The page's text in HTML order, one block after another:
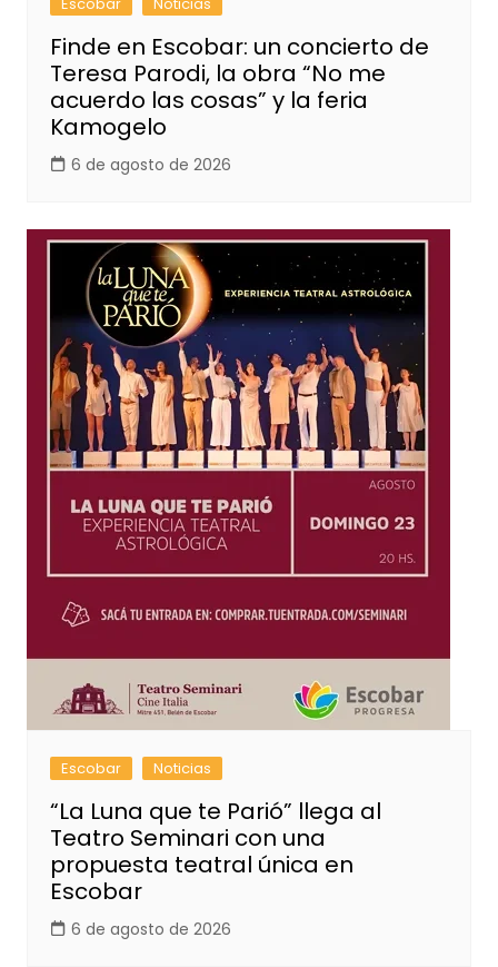
Finde en Escobar: un concierto de
Teresa Parodi, la obra “No me
acuerdo las cosas” y la feria
Kamogelo
6 de agosto de 2026
Escobar Noticias
“La Luna que te Parió” llega al
Teatro Seminari con una
propuesta teatral única en
Escobar
6 de agosto de 2026